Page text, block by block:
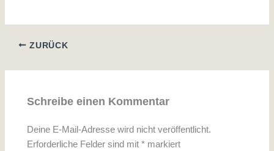
ZURÜCK
Schreibe einen Kommentar
Deine E-Mail-Adresse wird nicht veröffentlicht.
Erforderliche Felder sind mit* markiert